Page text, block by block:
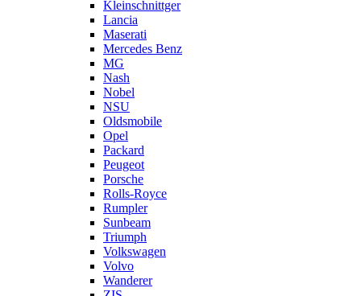
Kleinschnittger
Lancia
Maserati
Mercedes Benz
MG
Nash
Nobel
NSU
Oldsmobile
Opel
Packard
Peugeot
Porsche
Rolls-Royce
Rumpler
Sunbeam
Triumph
Volkswagen
Volvo
Wanderer